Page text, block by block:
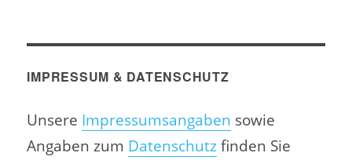
IMPRESSUM & DATENSCHUTZ
Unsere Impressumsangaben sowie
Angaben zum Datenschutzfinden Sie